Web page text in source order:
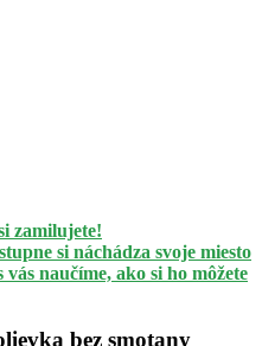
zamilujete!
si náchádza svoje miesto
naučíme, ako si ho môžete
bez smotany